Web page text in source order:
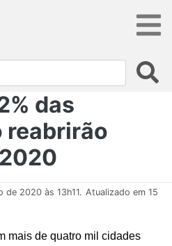
das
reabrirão
de 2020 às 13h11. Atualizado em 15
mais de quatro mil cidades